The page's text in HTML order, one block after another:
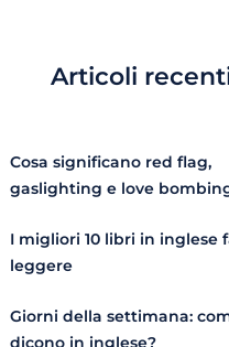
Articoli
Cosa significano red flag,
gaslighting e love
I migliori 10 libri in inglese
leggere
Giorni della settimana:
dicono in inglese?